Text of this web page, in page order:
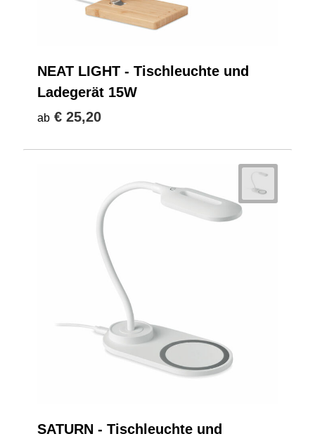
NEAT LIGHT - Tischleuchte und
Ladegerät 15W
ab € 25,20
SATURN - Tischleuchte und